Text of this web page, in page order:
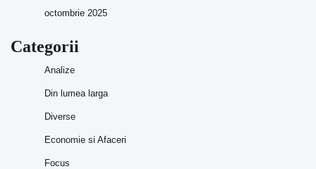
octombrie 2025
Categorii
Analize
Din lumea larga
Diverse
Economie si Afaceri
Focus